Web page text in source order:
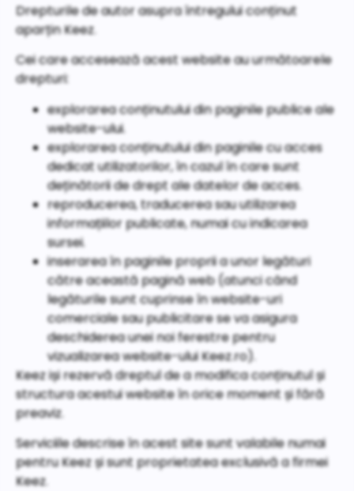
Drepturile de autor asupra întregului conținut
aparțin Keez.
Cei care accesează acest website au următoarele
drepturi:
explorarea conținutului din paginile publice ale
website-ului.
explorarea conținutului din paginile cu acces
dedicat utilizatorilor, în cazul în care sunt
deținătorii de drept ale datelor de acces.
reproducerea, traducerea sau utilizarea
informațiilor publicate, numai cu indicarea
sursei.
inserarea în paginile proprii a unor legături
către această pagină web (atunci când
legăturile sunt cuprinse în website-uri
comerciale sau publicitare se va asigura
deschiderea unei noi ferestre pentru
vizualizarea website-ului Keez.ro).
Keez iși rezervă dreptul de a modifica conținutul și
structura acestui website în orice moment și fără
preaviz.
Serviciile descrise în acest site sunt valabile numai
pentru Keez și sunt proprietatea exclusivă a firmei
Keez.